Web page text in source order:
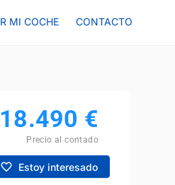
MI COCHE CONTACTO
18.490 €
Precio al contado
Estoy interesado